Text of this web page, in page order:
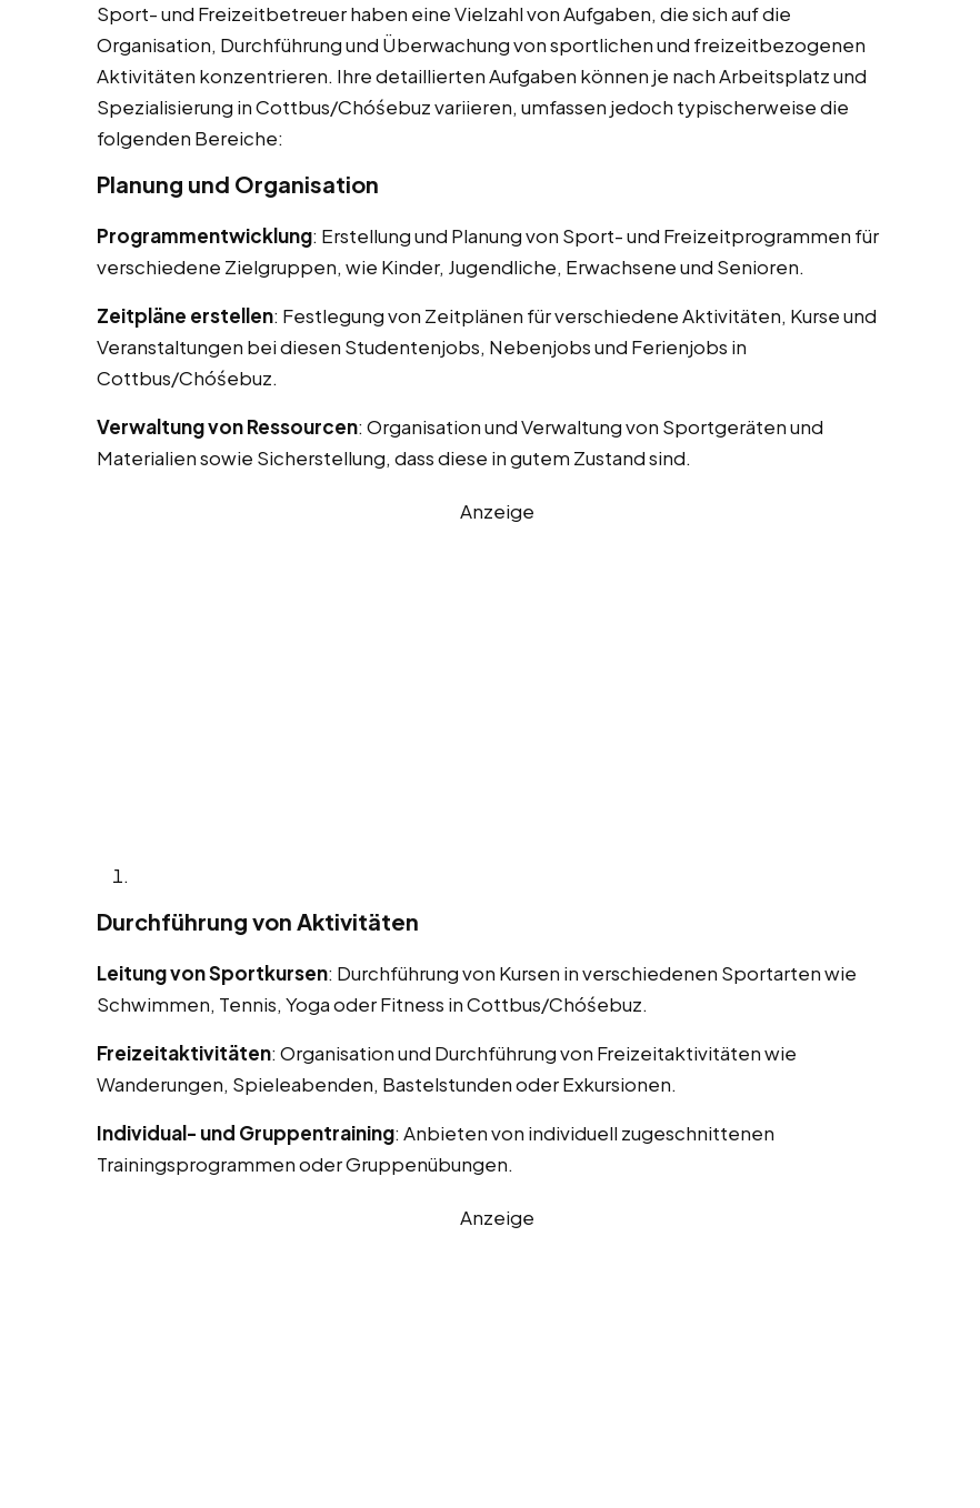
Sport- und Freizeitbetreuer haben eine Vielzahl von Aufgaben, die sich auf die
Organisation, Durchführung und Überwachung von sportlichen und freizeitbezogenen
Aktivitäten konzentrieren. Ihre detaillierten Aufgaben können je nach Arbeitsplatz und
Spezialisierung in Cottbus/Chóśebuz variieren, umfassen jedoch typischerweise die
folgenden Bereiche:
Planung und Organisation
Programmentwicklung: Erstellung und Planung von Sport- und Freizeitprogrammen für
verschiedene Zielgruppen, wie Kinder, Jugendliche, Erwachsene und Senioren.
Zeitpläne erstellen: Festlegung von Zeitplänen für verschiedene Aktivitäten, Kurse und
Veranstaltungen bei diesen Studentenjobs, Nebenjobs und Ferienjobs in
Cottbus/Chóśebuz.
Verwaltung von Ressourcen: Organisation und Verwaltung von Sportgeräten und
Materialien sowie Sicherstellung, dass diese in gutem Zustand sind.
Anzeige
Durchführung von Aktivitäten
Leitung von Sportkursen: Durchführung von Kursen in verschiedenen Sportarten wie
Schwimmen, Tennis, Yoga oder Fitness in Cottbus/Chóśebuz.
Freizeitaktivitäten: Organisation und Durchführung von Freizeitaktivitäten wie
Wanderungen, Spieleabenden, Bastelstunden oder Exkursionen.
Individual- und Gruppentraining: Anbieten von individuell zugeschnittenen
Trainingsprogrammen oder Gruppenübungen.
Anzeige